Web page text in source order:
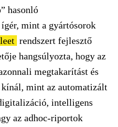
hasonló
mint a gyártósorok
rendszert fejlesztő
hangsúlyozta, hogy az
megtakarítást és
kínál, mint az automatizált
intelligens
az adhoc-riportok